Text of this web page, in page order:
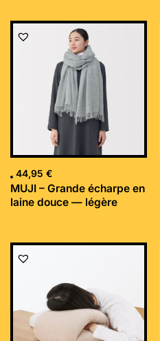
44,95 €
MUJI – Grande écharpe en
laine douce — légère